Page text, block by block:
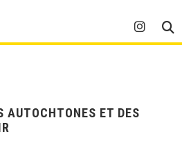
AUTOCHTONES ET DES